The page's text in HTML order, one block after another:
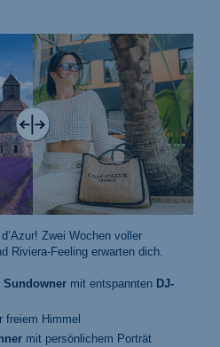
Zwei Wochen voller
Riviera-Feeling erwarten dich.
Sundowner mit entspannten DJ-
freiem Himmel
mit persönlichem Porträt